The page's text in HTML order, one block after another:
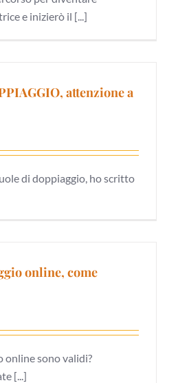
e inizierò il [...]
attenzione a
di doppiaggio, ho scritto
online, come
online sono validi?
[...]